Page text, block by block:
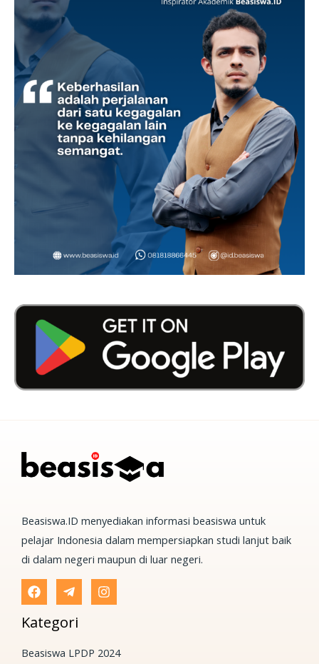
Beasiswa.ID menyediakan informasi beasiswa untuk
pelajar Indonesia dalam mempersiapkan studi lanjut baik
di dalam negeri maupun di luar negeri.
Kategori
Beasiswa LPDP 2024